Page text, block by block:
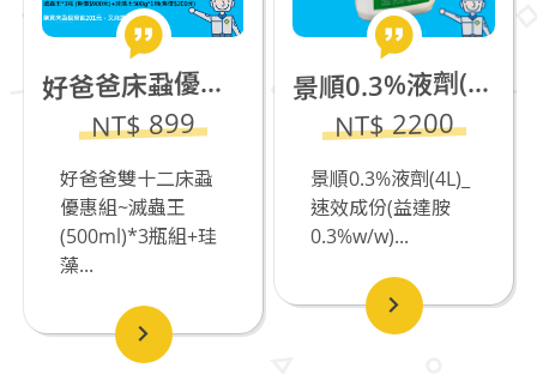
好爸爸床蝨優惠組~滅蟲王(500ml)*3瓶組+珪藻土500g*1包
NT$ 899
好爸爸雙十二床蝨
優惠組~滅蟲王
(500ml)*3瓶組+珪
藻...
景順0.3%液劑(4L)_速效成份(益達胺0.3%w/w)
NT$ 2200
景順0.3%液劑(4L)_
速效成份(益達胺
0.3%w/w)...